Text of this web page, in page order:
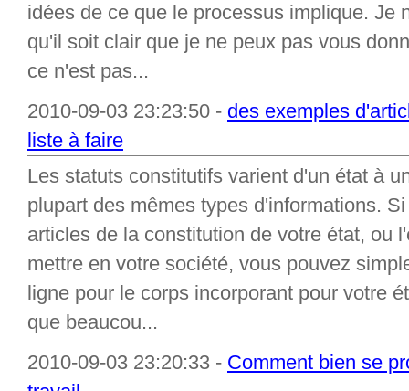
idées de ce que le processus implique. Je
qu'il soit clair que je ne peux pas vous
ce n'est pas...
2010-09-03 23:23:50 - des exemples
liste à faire
Les statuts constitutifs varient d'un état à
plupart des mêmes types d'informations.
articles de la constitution de votre état, ou
mettre en votre société, vous pouvez
ligne pour le corps incorporant pour votre
que beaucou...
2010-09-03 23:20:33 - Comment bien se